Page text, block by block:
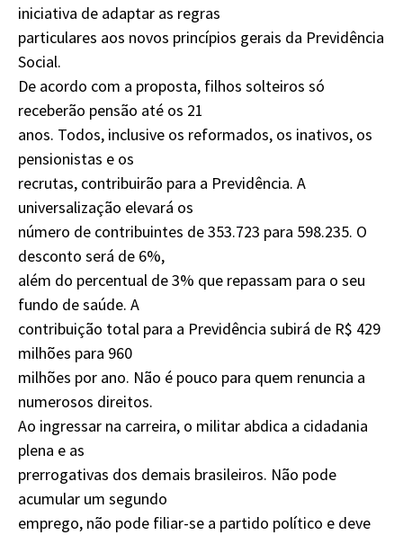
iniciativa de adaptar as regras
particulares aos novos princípios gerais da Previdência
Social.
De acordo com a proposta, filhos solteiros só
receberão pensão até os 21
anos. Todos, inclusive os reformados, os inativos, os
pensionistas e os
recrutas, contribuirão para a Previdência. A
universalização elevará os
número de contribuintes de 353.723 para 598.235. O
desconto será de 6%,
além do percentual de 3% que repassam para o seu
fundo de saúde. A
contribuição total para a Previdência subirá de R$ 429
milhões para 960
milhões por ano. Não é pouco para quem renuncia a
numerosos direitos.
Ao ingressar na carreira, o militar abdica a cidadania
plena e as
prerrogativas dos demais brasileiros. Não pode
acumular um segundo
emprego, não pode filiar-se a partido político e deve